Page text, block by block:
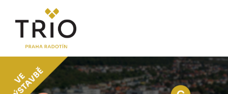
O PROJEKTU
Proč TRIO Radotín